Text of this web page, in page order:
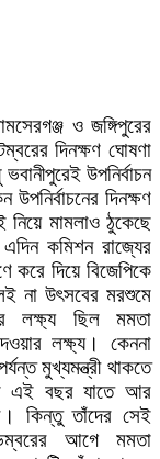
ও জঙ্গিপুরের
দিনক্ষণ ঘোষণা
উপনির্বাচন
দিনক্ষণ
মামলাও ঠুকেছে
কমিশন রাজ্যের
করে দিয়ে বিজেপিকে
না উৎসবের মরশুমে
লক্ষ্য ছিল মমতা
লক্ষ্য। কেননা
মুখ্যমন্ত্রী থাকতে
এই বছর যাতে আর
কিন্তু তাঁদের সেই
আগে মমতা